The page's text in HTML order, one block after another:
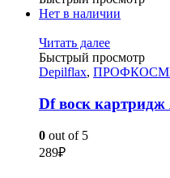
Нет в наличии
Читать далее
Быстрый просмотр
Depilflax,
Df воск
0 out of 5
289₽